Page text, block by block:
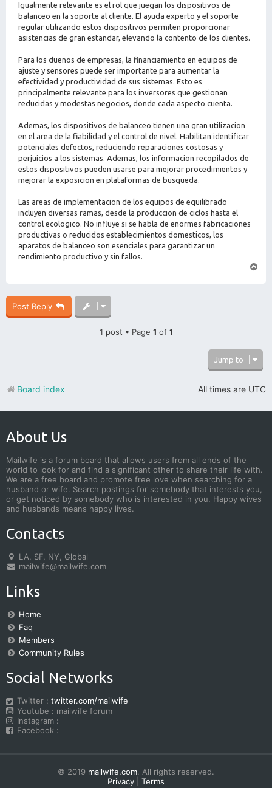
Igualmente relevante es el rol que juegan los dispositivos de
balanceo en la soporte al cliente. El ayuda experto y el soporte
regular utilizando estos dispositivos permiten proporcionar
asistencias de gran estandar, elevando la contento de los clientes.
Para los duenos de empresas, la financiamiento en equipos de
ajuste y sensores puede ser importante para aumentar la
efectividad y productividad de sus sistemas. Esto es
principalmente relevante para los inversores que gestionan
reducidas y modestas negocios, donde cada aspecto cuenta.
Ademas, los dispositivos de balanceo tienen una gran utilizacion
en el area de la fiabilidad y el control de nivel. Habilitan identificar
potenciales defectos, reduciendo reparaciones costosas y
perjuicios a los sistemas. Ademas, los informacion recopilados de
estos dispositivos pueden usarse para mejorar procedimientos y
mejorar la exposicion en plataformas de busqueda.
Las areas de implementacion de los equipos de equilibrado
incluyen diversas ramas, desde la produccion de ciclos hasta el
control ecologico. No influye si se habla de enormes fabricaciones
productivas o reducidos establecimientos domesticos, los
aparatos de balanceo son esenciales para garantizar un
rendimiento productivo y sin fallos.
Post Reply
1 post • Page 1 of 1
Jump to
All times are UTC
Board index
About Us
Mailwife is a forum board that allows users from all ends of the
world to look for and find a significant other to share their life with.
We are a free board and promote free love when searching for a
husband or wife. Search postings for somebody that interests you,
or get noticed by somebody who is interested in you. Happy wives
and husbands means happy lives.
Contacts
LA, SF, NY, Global
mailwife@mailwife.com
Links
Home
Faq
Members
Community Rules
Social Networks
Twitter : twitter.com/mailwife
Youtube : mailwife forum
Instagram :
Facebook :
© 2019 mailwife.com. All rights reserved.
Privacy
Terms